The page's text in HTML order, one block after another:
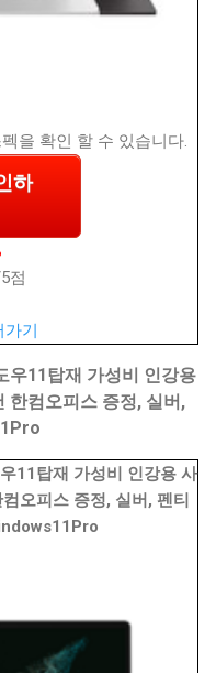
을 확인 할 수 있습니다.
하
점
가기
우11탑재 가성비 인강용
한컴오피스 증정, 실버,
11탑재 가성비 인강용 사
오피스 증정, 실버, 펜티